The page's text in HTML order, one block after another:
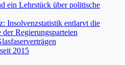
ein Lehrstück über politische
Insolvenzstatistik entlarvt die
Regierungsparteien
2015